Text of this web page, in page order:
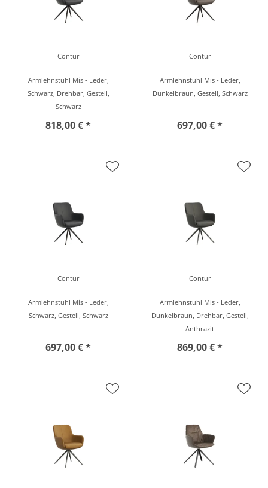
Contur
Armlehnstuhl Mis - Leder,
Schwarz, Drehbar, Gestell,
Schwarz
818,00 € *
Contur
Armlehnstuhl Mis - Leder,
Dunkelbraun, Gestell, Schwarz
697,00 € *
Contur
Armlehnstuhl Mis - Leder,
Schwarz, Gestell, Schwarz
697,00 € *
Contur
Armlehnstuhl Mis - Leder,
Dunkelbraun, Drehbar, Gestell,
Anthrazit
869,00 € *